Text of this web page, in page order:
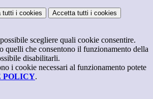
tutti i cookies Accetta tutti i cookies
scegliere quali cookie consentire.
quelli che consentono il funzionamento della
disabilitarli.
i cookie necessari al funzionamento potete
POLICY.